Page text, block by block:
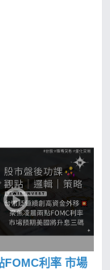
FOMC利率 市場